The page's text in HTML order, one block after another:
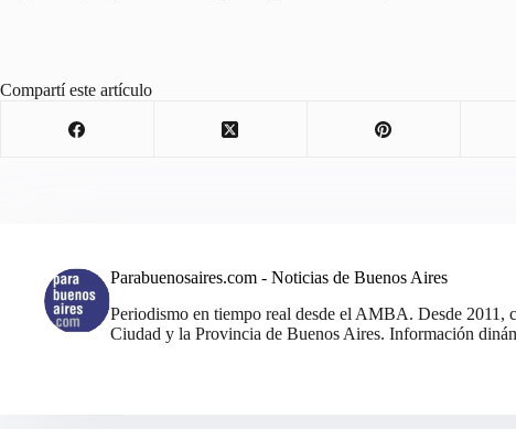
Compartí este artículo
Parabuenosaires.com - Noticias de Buenos Aires
Periodismo en tiempo real desde el AMBA. Desde
Ciudad y la Provincia de Buenos Aires. Información